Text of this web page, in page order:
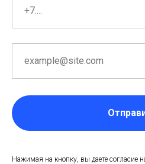
Нажимая на кнопку, вы даете согласие